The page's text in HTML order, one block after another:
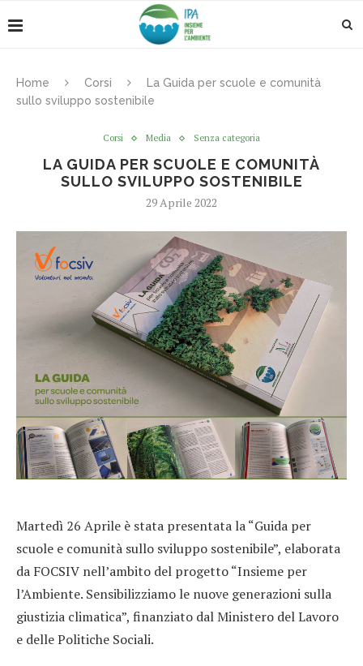
Home Corsi
La Guida per scuole e comunità
sullo sviluppo sostenibile
Corsi Media Senza categoria
LA GUIDA PER SCUOLE E COMUNITÀ
SULLO SVILUPPO SOSTENIBILE
29 Aprile 2022
Martedì 26 Aprile è stata presentata la “Guida per
scuole e comunità sullo sviluppo sostenibile”, elaborata
da FOCSIV nell’ambito del progetto “Insieme per
l’Ambiente. Sensibilizziamo le nuove generazioni sulla
giustizia climatica”, finanziato dal Ministero del Lavoro
e delle Politiche Sociali.